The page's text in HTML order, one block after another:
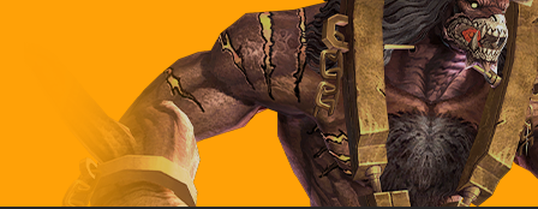
이벤트
히스토리
PC방으로간다
신병훈련소
세부가이드
통합보급센터